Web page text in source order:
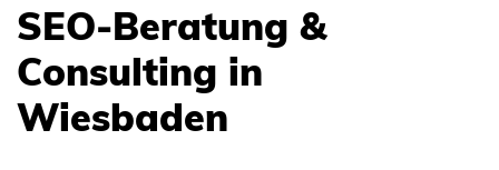
SEO-Beratung &
Consulting in
Wiesbaden